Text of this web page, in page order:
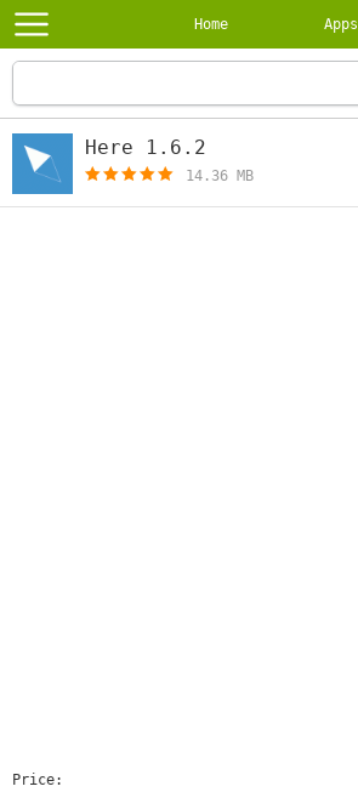
Home Apps
Here 1.6.2
14.36 MB
Price: